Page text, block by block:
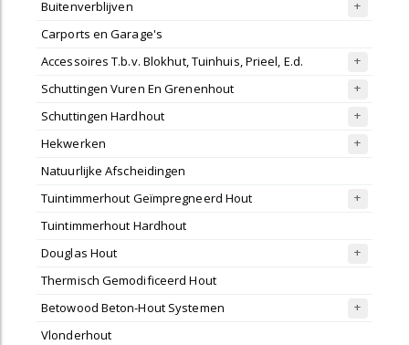
Buitenverblijven
Carports en Garage's
Accessoires T.b.v. Blokhut, Tuinhuis, Prieel, E.d.
Schuttingen Vuren En Grenenhout
Schuttingen Hardhout
Hekwerken
Natuurlijke Afscheidingen
Tuintimmerhout Geïmpregneerd Hout
Tuintimmerhout Hardhout
Douglas Hout
Thermisch Gemodificeerd Hout
Betowood Beton-Hout Systemen
Vlonderhout